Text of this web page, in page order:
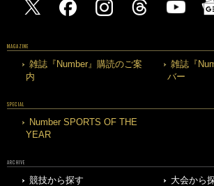
MAGAZINE
雑誌『Number』購読のご案
内
雑誌『
バー
SPECIAL
Number SPORTS OF THE
YEAR
ARCHIVE
競技から探す
大会から